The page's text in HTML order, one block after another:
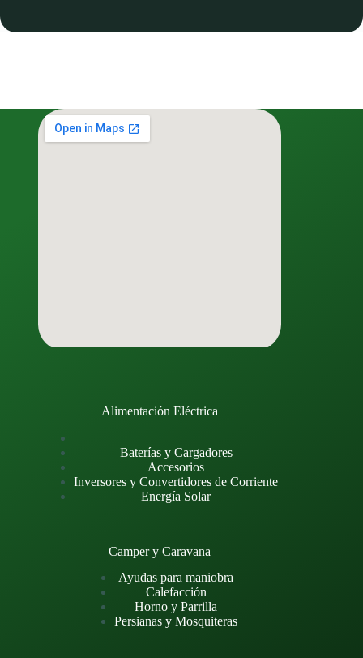
Alimentación Eléctrica
Baterías y Cargadores
Accesorios
Inversores y Convertidores de Corriente
Energía Solar
Camper y Caravana
Ayudas para maniobra
Calefacción
Horno y Parrilla
Persianas y Mosquiteras